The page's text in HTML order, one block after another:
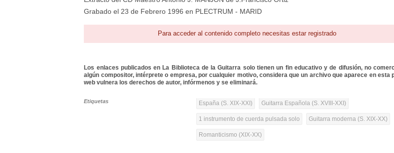
Grabado el 23 de Febrero 1996 en PLECTRUM - MARID
Para acceder al contenido completo necesitas estar registrado
Los enlaces publicados en La Biblioteca de la Guitarra solo tienen un fin educativo y de difusión, no
algún compositor, intérprete o empresa, por cualquier motivo, considera que un archivo que aparece en esta
web vulnera los derechos de autor, infórmenos y se eliminará.
Etiquetas España (S. XIX-XXI) Guitarra Española (S. XVIII-XXI)
1 instrumento de cuerda pulsada solo Guitarra moderna (S. XIX-XX)
Romanticismo (XIX-XX)